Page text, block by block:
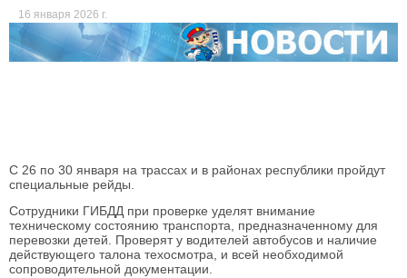
16 января 2026 г.
С 26 по 30 января на трассах и в районах республики пройдут
специальные рейды.
Сотрудники ГИБДД при проверке уделят внимание
техническому состоянию транспорта, предназначенному для
перевозки детей. Проверят у водителей автобусов и наличие
действующего талона техосмотра, и всей необходимой
сопроводительной документации.